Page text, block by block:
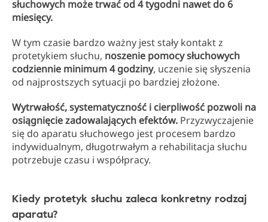
słuchowych może trwać od 4 tygodni nawet do 6
miesięcy.
W tym czasie bardzo ważny jest stały kontakt z
protetykiem słuchu, noszenie pomocy słuchowych
codziennie minimum 4 godziny, uczenie się słyszenia
od najprostszych sytuacji po bardziej złożone.
Wytrwałość, systematyczność i cierpliwość pozwoli na
osiągnięcie zadowalających efektów. Przyzwyczajenie
się do aparatu słuchowego jest procesem bardzo
indywidualnym, długotrwałym a rehabilitacja słuchu
potrzebuje czasu i współpracy.
Kiedy protetyk słuchu zaleca konkretny rodzaj
aparatu?